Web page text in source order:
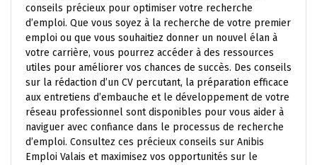
conseils précieux pour optimiser votre recherche
d’emploi. Que vous soyez à la recherche de votre premier
emploi ou que vous souhaitiez donner un nouvel élan à
votre carrière, vous pourrez accéder à des ressources
utiles pour améliorer vos chances de succès. Des conseils
sur la rédaction d’un CV percutant, la préparation efficace
aux entretiens d’embauche et le développement de votre
réseau professionnel sont disponibles pour vous aider à
naviguer avec confiance dans le processus de recherche
d’emploi. Consultez ces précieux conseils sur Anibis
Emploi Valais et maximisez vos opportunités sur le